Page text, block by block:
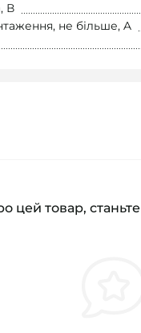
В
не більше, A
цей товар,